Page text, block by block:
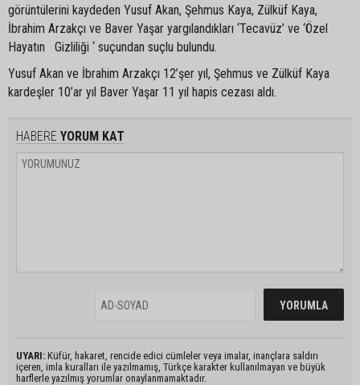
görüntülerini kaydeden Yusuf Akan, Şehmus Kaya, Zülküf Kaya,
İbrahim Arzakçı ve Baver Yaşar yargılandıkları ‘Tecavüz’ ve ‘Özel
Hayatın Gizliliği ‘ suçundan suçlu bulundu.
Yusuf Akan ve İbrahim Arzakçı 12’şer yıl, Şehmus ve Zülküf Kaya
kardeşler 10’ar yıl Baver Yaşar 11 yıl hapis cezası aldı.
HABERE YORUM KAT
UYARI: Küfür, hakaret, rencide edici cümleler veya imalar, inançlara saldırı
içeren, imla kuralları ile yazılmamış, Türkçe karakter kullanılmayan ve büyük
harflerle yazılmış yorumlar onaylanmamaktadır.